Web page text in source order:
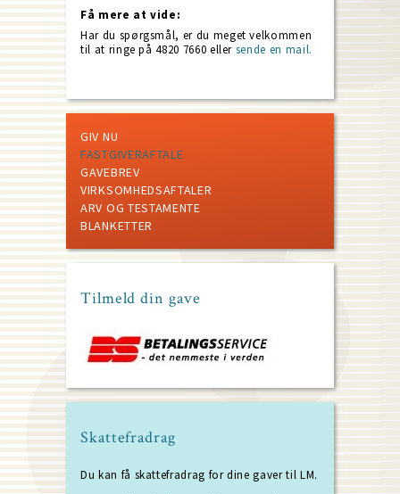
Få mere at vide:
Har du spørgsmål, er du meget velkommen
til at ringe på 4820 7660 eller sende en mail.
GIV NU
FASTGIVERAFTALE
GAVEBREV
VIRKSOMHEDSAFTALER
ARV OG TESTAMENTE
BLANKETTER
Tilmeld din gave
Skattefradrag
Du kan få skattefradrag for dine gaver til LM.